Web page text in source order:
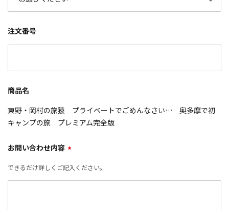
注文番号
商品名
東野・岡村の旅猿 プライベートでごめんなさい… 奥多摩で初
キャンプの旅 プレミアム完全版
お問い合わせ内容 *
できるだけ詳しくご記入ください。